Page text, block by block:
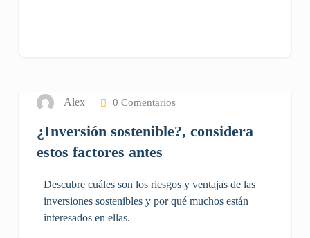
Alex 0 Comentarios
¿Inversión sostenible?, considera
estos factores antes
Descubre cuáles son los riesgos y ventajas de las
inversiones sostenibles y por qué muchos están
interesados en ellas.